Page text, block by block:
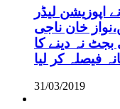
اپوزیشن لیڈر
خان ناجی
بجٹ نہ دینے کا
فیصلہ کر لیا
31/03/2019